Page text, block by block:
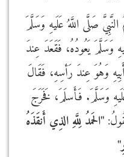
صَلَّى اللَّهُ عَلَيهِ وَسَلَّمَ
وَسَلَّمَ يَعُودُهُ، فَقَعَدَ عِندَ
وَهُوَ عِندَ رَأسِهِ، فَقَالَ
وَسَلَّمَ. فَأَسلَمَ، فَخَرَجَ
"الحَمدُ لِلَّهِ الذِي أَنقَذَهُ